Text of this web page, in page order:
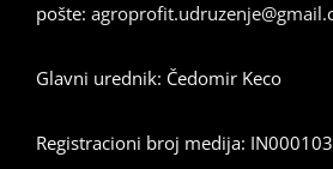
pošte:
Glavni urednik: Čedomir Keco
Registracioni broj medija: IN000103